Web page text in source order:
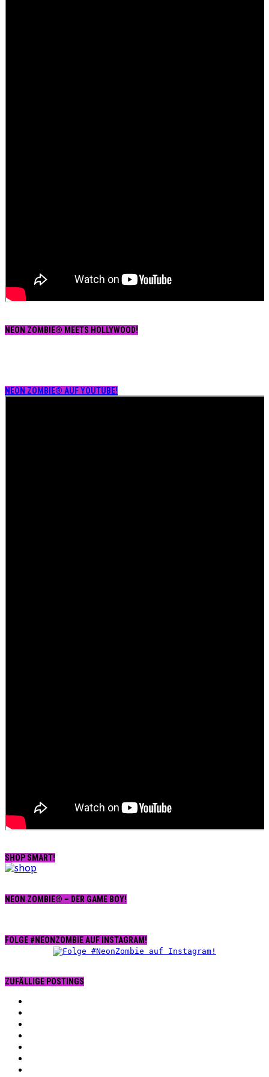
NEON ZOMBIE® MEETS HOLLYWOOD!
NEON ZOMBIE® AUF YOUTUBE!
SHOP SMART!
NEON ZOMBIE® – DER GAME BOY!
FOLGE #NEONZOMBIE AUF INSTAGRAM!
ZUFÄLLIGE POSTINGS